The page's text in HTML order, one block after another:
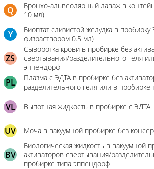
Q
Бронхо-альвеолярный лаваж в
10 мл)
Y
Биоптат слизистой желудка в
физраствором 0.5 мл)
ZS
Сыворотка крови в пробирке без
свертывания/разделительного геля
эппендорф
PL
Плазма с ЭДТА в пробирке без
разделительного геля или в
VL Выпотная жидкость в пробирке с ЭДТА
UV Моча в вакуумной пробирке без
BV
Биологическая жидкость в вакуумной
активаторов свертывания/
пробирке типа эппендорф